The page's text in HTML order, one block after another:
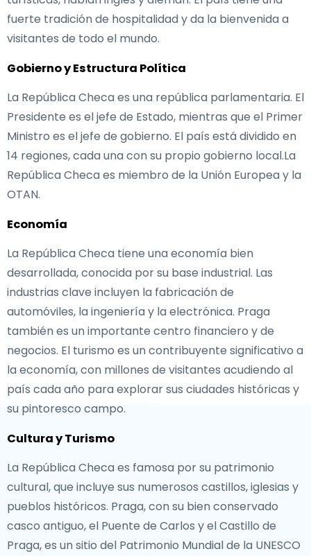
fuerte tradición de hospitalidad y da la bienvenida a
visitantes de todo el mundo.
Gobierno y Estructura Política
La República Checa es una república parlamentaria. El
Presidente es el jefe de Estado, mientras que el Primer
Ministro es el jefe de gobierno. El país está dividido en
14 regiones, cada una con su propio gobierno local.La
República Checa es miembro de la Unión Europea y la
OTAN.
Economía
La República Checa tiene una economía bien
desarrollada, conocida por su base industrial. Las
industrias clave incluyen la fabricación de
automóviles, la ingeniería y la electrónica. Praga
también es un importante centro financiero y de
negocios. El turismo es un contribuyente significativo a
la economía, con millones de visitantes acudiendo al
país cada año para explorar sus ciudades históricas y
su pintoresco campo.
Cultura y Turismo
La República Checa es famosa por su patrimonio
cultural, que incluye sus numerosos castillos, iglesias y
pueblos históricos. Praga, con su bien conservado
casco antiguo, el Puente de Carlos y el Castillo de
Praga, es un sitio del Patrimonio Mundial de la UNESCO